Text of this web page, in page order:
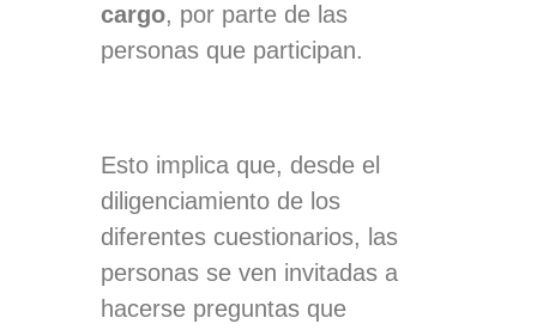
cargo, por parte de las
personas que participan.
Esto implica que, desde el
diligenciamiento de los
diferentes cuestionarios, las
personas se ven invitadas a
hacerse preguntas que